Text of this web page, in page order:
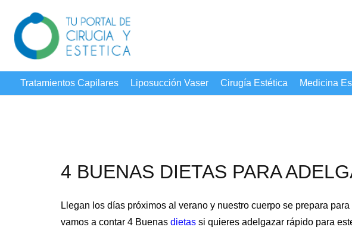
Tratamientos Capilares Liposucción Vaser Cirugía Estética Medicina
4 BUENAS DIETAS PARA
Llegan los días próximos al verano y nuestro cuerpo se prepara
vamos a contar 4 Buenas dietas si quieres adelgazar rápido para